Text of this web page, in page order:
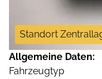
Standort
Allgemeine Daten:
Fahrzeugtyp